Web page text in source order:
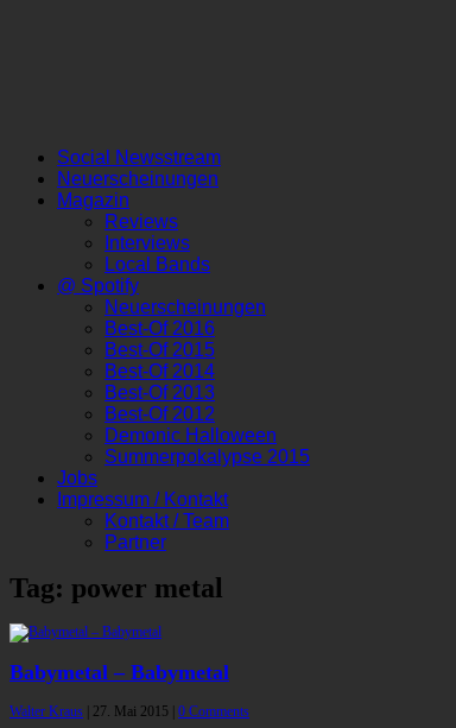
Social Newsstream
Neuerscheinungen
Magazin
Reviews
Interviews
Local Bands
@ Spotify
Neuerscheinungen
Best-Of 2016
Best-Of 2015
Best-Of 2014
Best-Of 2013
Best-Of 2012
Demonic Halloween
Summerpokalypse 2015
Jobs
Impressum / Kontakt
Kontakt / Team
Partner
Tag: power metal
Babymetal – Babymetal
Walter Kraus 27. Mai 2015
0 Comments